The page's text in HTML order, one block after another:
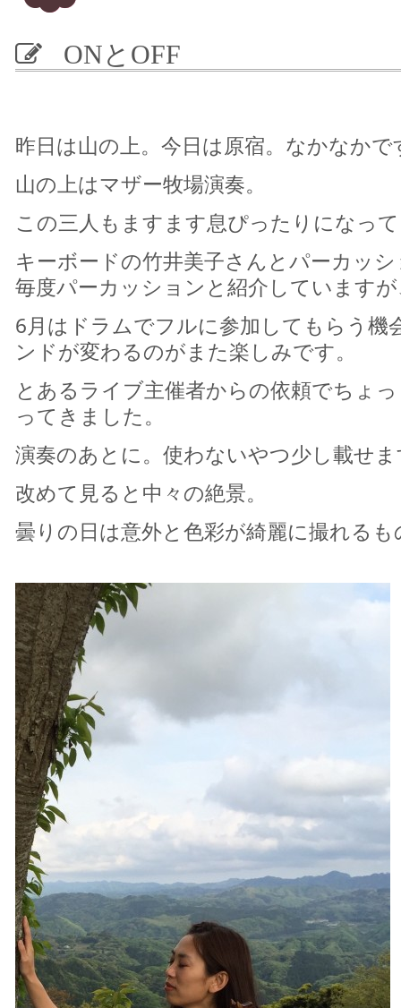
ONとOFF
昨日は山の上。今日は原宿。なかなかで
山の上はマザー牧場演奏。
この三人もますます息ぴったりになっ
キーボードの竹井美子さんとパーカッ
毎度パーカッションと紹介しています
6月はドラムでフルに参加してもらう機
ンドが変わるのがまた楽しみです。
とあるライブ主催者からの依頼でちょ
ってきました。
演奏のあとに。使わないやつ少し載せ
改めて見ると中々の絶景。
曇りの日は意外と色彩が綺麗に撮れる